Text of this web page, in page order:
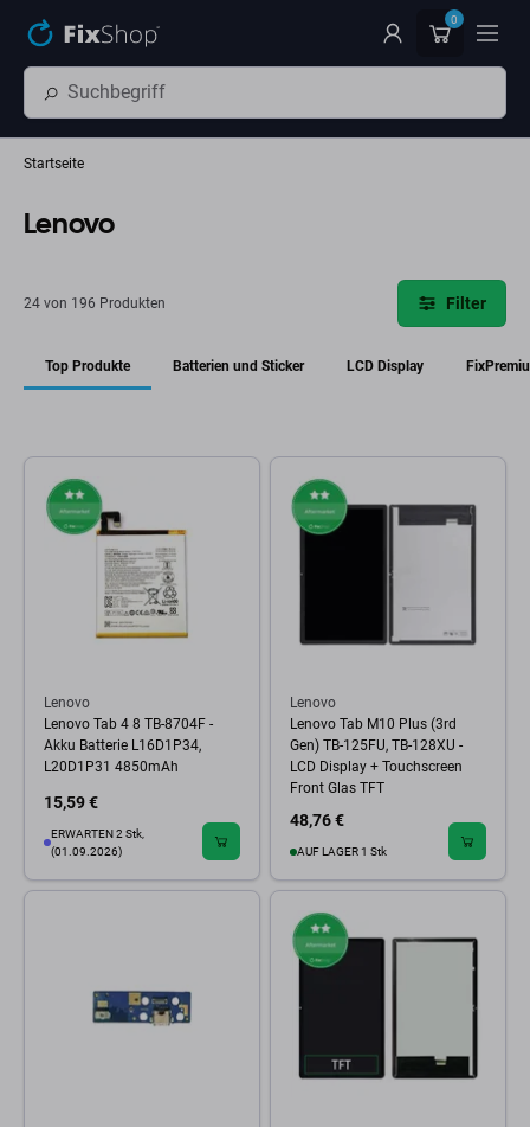
0
Startseite
Lenovo
24 von 196 Produkten Filter
Top Produkte Batterien und Sticker LCD Display
Lenovo
Lenovo Tab 4 8 TB-8704F -
Akku Batterie L16D1P34,
L20D1P31 4850mAh
15,59 €
ERWARTEN 2 Stk,
(01.09.2026)
Lenovo
Lenovo Tab M10 Plus (3rd
Gen) TB-125FU, TB-128XU -
LCD Display + Touchscreen
Front Glas TFT
48,76 €
AUF LAGER 1 Stk